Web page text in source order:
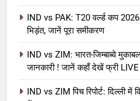
IND vs PAK: T20 वर्ल्ड कप
भिड़ंत, जानें पूरा समीकरण
IND vs ZIM: भारत-जिम्बाब्वे
जानकारी ! जानें कहाँ देखें फ्री LIVE
IND vs ZIM पिच रिपोर्ट: दिल्ली में
IPL टीम के
असली ताकत
आईपीएल 2026
IPL